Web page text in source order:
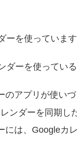
ーを使っています
ダーを使っている
のアプリが使い
ンダーを同期し
には、Googleカ